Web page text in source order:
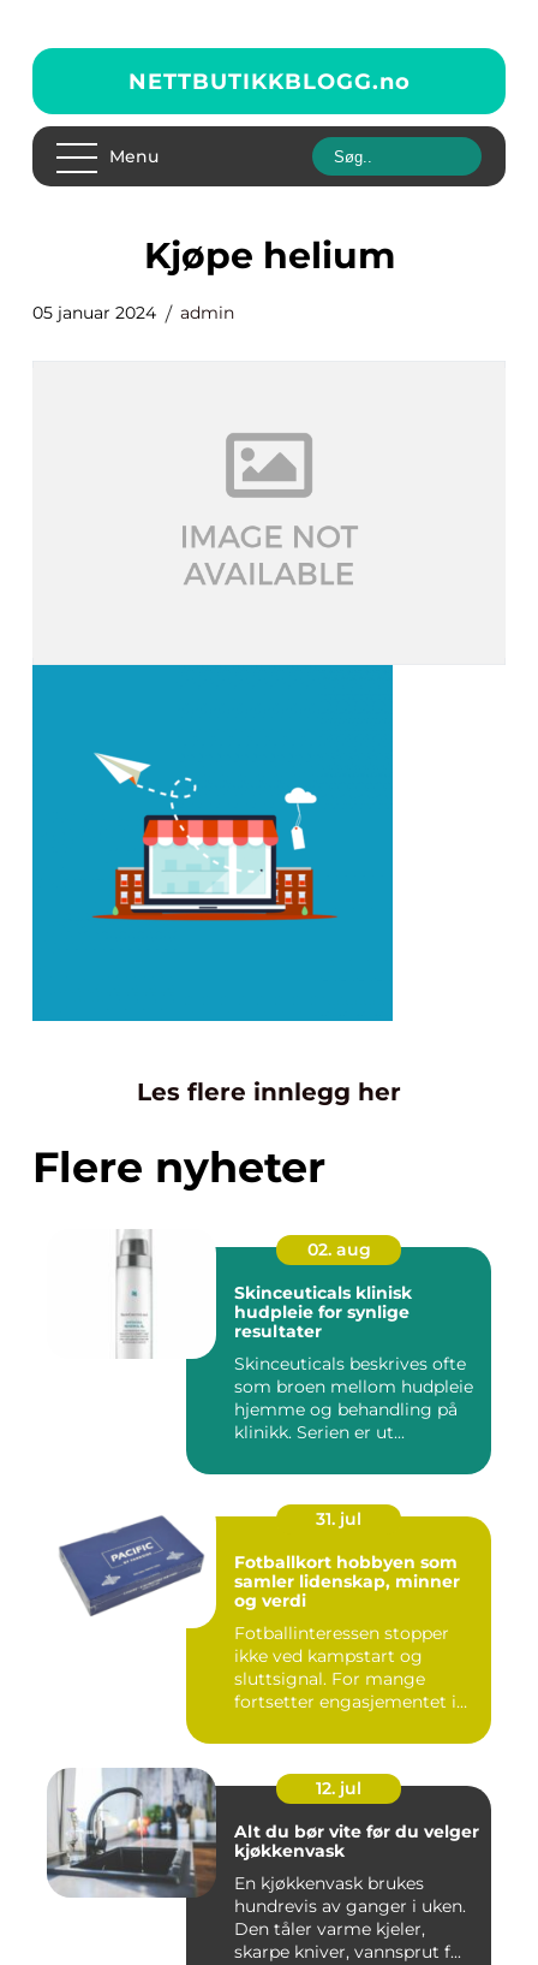
NETTBUTIKKBLOGG.no
Menu
kjøpe helium
05 januar 2024 admin
Les flere innlegg her
Flere nyheter
02. aug
Skinceuticals klinisk
hudpleie for synlige
resultater
Skinceuticals beskrives ofte
som broen mellom hudpleie
hjemme og behandling på
klinikk. Serien er ut...
31. jul
Fotballkort hobbyen som
samler lidenskap, minner
og verdi
Fotballinteressen stopper
ikke ved kampstart og
sluttsignal. For mange
fortsetter engasjementet i
12. jul
Alt du bør vite før du velger
kjøkkenvask
En kjøkkenvask brukes
hundrevis av ganger i uken.
Den tåler varme kjeler,
skarpe kniver, vannsprut f...